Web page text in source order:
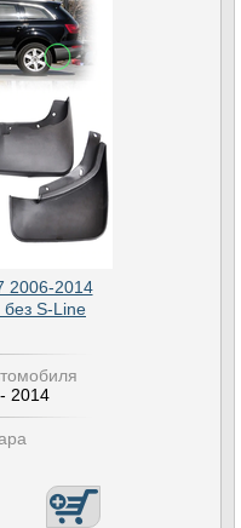
2006-2014
без S-Line
2014